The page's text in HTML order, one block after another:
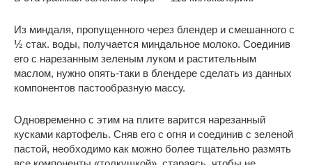
Из миндаля, пропущенного через блендер и смешанного с
½ стак. воды, получается миндальное молоко. Соединив
его с нарезанным зеленым луком и растительным
маслом, нужно опять-таки в блендере сделать из данных
компонентов пастообразную массу.
Одновременно с этим на плите варится нарезанный
кусками картофель. Сняв его с огня и соединив с зеленой
пастой, необходимо как можно более тщательно размять